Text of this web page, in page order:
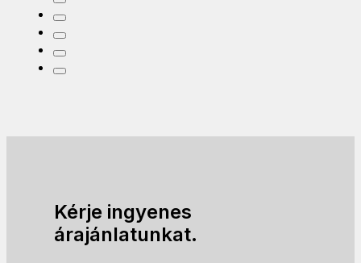
Kérje ingyenes
árajánlatunkat.